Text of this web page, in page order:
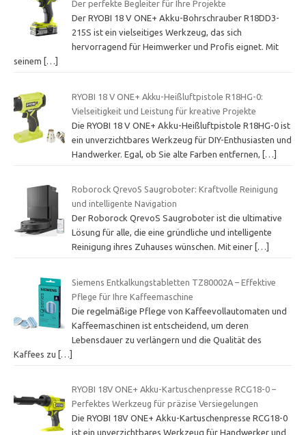
Der perfekte Begleiter für Ihre Projekte
Der RYOBI 18 V ONE+ Akku-Bohrschrauber R18DD3-
215S ist ein vielseitiges Werkzeug, das sich
hervorragend für Heimwerker und Profis eignet. Mit
seinem
[…]
RYOBI 18 V ONE+ Akku-Heißluftpistole R18HG-0:
Vielseitigkeit und Leistung für kreative Projekte
Die RYOBI 18 V ONE+ Akku-Heißluftpistole R18HG-0 ist
ein unverzichtbares Werkzeug für DIY-Enthusiasten und
Handwerker. Egal, ob Sie alte Farben entfernen,
[…]
Roborock QrevoS Saugroboter: Kraftvolle Reinigung
und intelligente Navigation
Der Roborock QrevoS Saugroboter ist die ultimative
Lösung für alle, die eine gründliche und intelligente
Reinigung ihres Zuhauses wünschen. Mit einer […]
Siemens Entkalkungstabletten TZ80002A – Effektive
Pflege für Ihre Kaffeemaschine
Die regelmäßige Pflege von Kaffeevollautomaten und
Kaffeemaschinen ist entscheidend, um deren
Lebensdauer zu verlängern und die Qualität des
Kaffees zu […]
RYOBI 18V ONE+ Akku-Kartuschenpresse RCG18-0 –
Perfektes Werkzeug für präzise Versiegelungen
Die RYOBI 18V ONE+ Akku-Kartuschenpresse RCG18-0
ist ein unverzichtbares Werkzeug für Handwerker und